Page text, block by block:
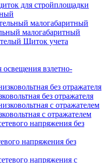
для стройплощадки
малогабаритный
Щиток учета
освещения взлетно-
без отражателя
с отражателем
напряжения без